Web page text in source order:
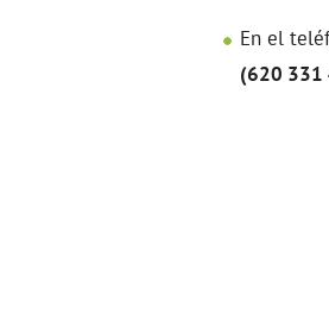
En el
(620 331